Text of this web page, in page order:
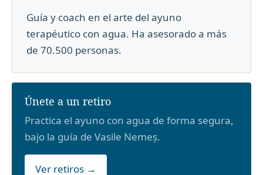
Guía y coach en el arte del ayuno
terapéutico con agua. Ha asesorado a más
de 70.500 personas.
Únete a un retiro
Practica el ayuno con agua de forma segura,
bajo la guía de Vasile Nemeș.
Ver retiros →